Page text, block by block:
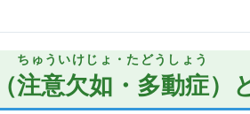
注意欠如・多動症
ちゅういけじょ・たどうしょう
）